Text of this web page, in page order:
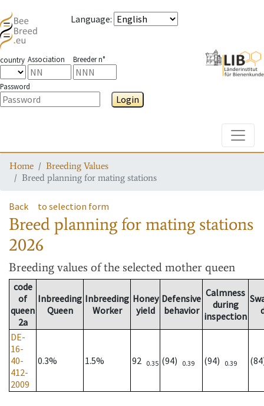
Language:
country Association Breeder n°
Password
Login
Home
Breeding Values
Breed planning for mating stations
Back to selection form
Breed planning for mating stations
2026
Breeding values of the selected mother queen
code
of
queen
2a
Inbreeding
Queen
Inbreeding
Worker
Honey
yield
Defensive
behavior
Calmness
during
inspection
DE-
16-
40-
412-
2009
0.3% 1.5% 92 0.35 (94) 0.39 (94) 0.39